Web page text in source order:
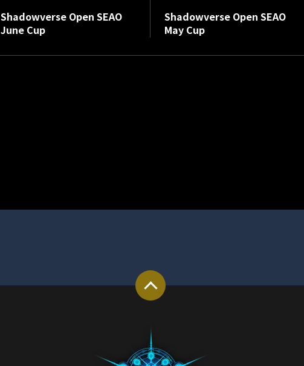
Shadowverse Open SEAO
June Cup
Shadowverse Open SEAO
May Cup